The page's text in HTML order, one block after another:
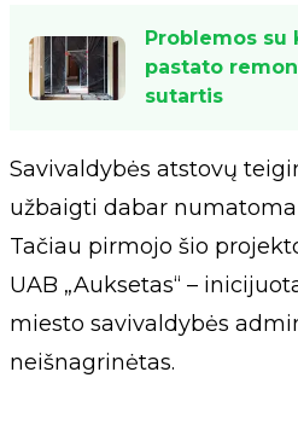
Problemos su
pastato
sutartis
Savivaldybės atstovų
užbaigti dabar
Tačiau pirmojo šio
UAB „Auksetas“ –
miesto savivaldybės
neišnagrinėtas.